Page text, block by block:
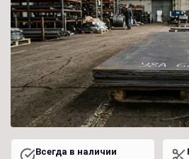
Всегда в наличии